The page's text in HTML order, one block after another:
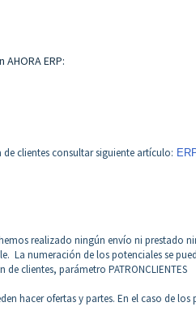
ERP:
clientes consultar siguiente artículo:
realizado ningún envío ni prestado
La numeración de los potenciales se
clientes, parámetro PATRONCLIENTES
hacer ofertas y partes. En el caso de